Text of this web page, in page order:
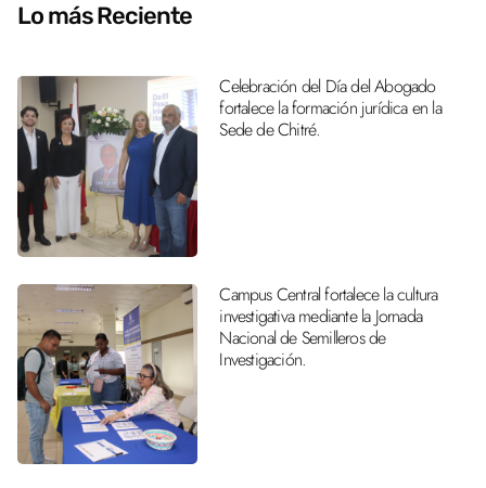
Lo más Reciente
Celebración del Día del Abogado
fortalece la formación jurídica en la
Sede de Chitré.
Campus Central fortalece la cultura
investigativa mediante la Jornada
Nacional de Semilleros de
Investigación.